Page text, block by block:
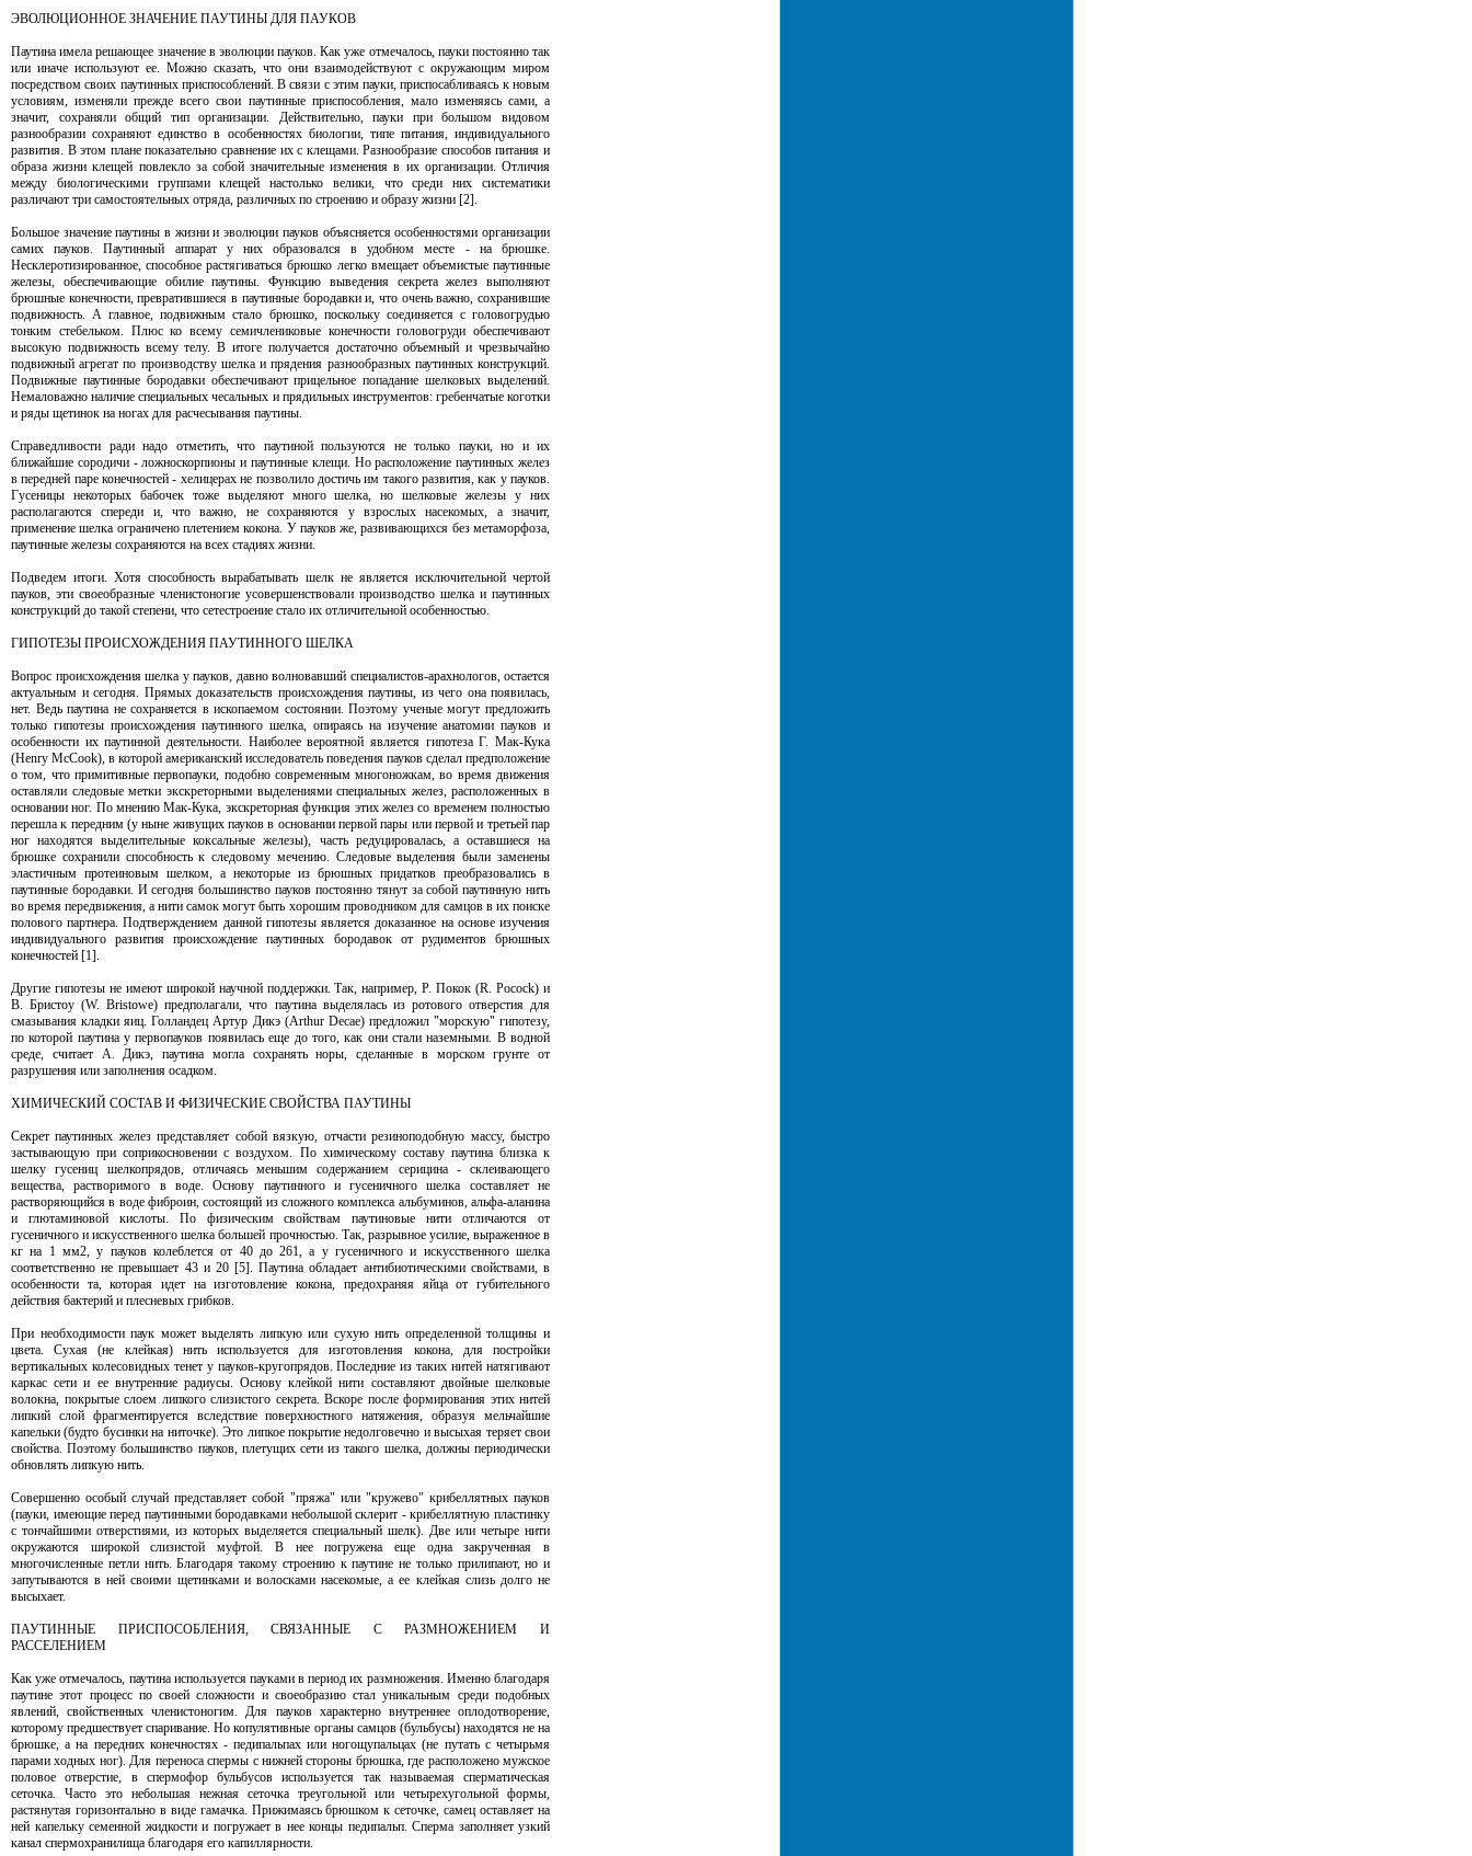
ЭВОЛЮЦИОННОЕ ЗНАЧЕНИЕ ПАУТИНЫ ДЛЯ ПАУКОВ
Паутина имела решающее значение в эволюции пауков. Как уже отмечалось, пауки постоянно так
или иначе используют ее. Можно сказать, что они взаимодействуют с окружающим миром
посредством своих паутинных приспособлений. В связи с этим пауки, приспосабливаясь к новым
условиям, изменяли прежде всего свои паутинные приспособления, мало изменяясь сами, а
значит, сохраняли общий тип организации. Действительно, пауки при большом видовом
разнообразии сохраняют единство в особенностях биологии, типе питания, индивидуального
развития. В этом плане показательно сравнение их с клещами. Разнообразие способов питания и
образа жизни клещей повлекло за собой значительные изменения в их организации. Отличия
между биологическими группами клещей настолько велики, что среди них систематики
различают три самостоятельных отряда, различных по строению и образу жизни [2].
Большое значение паутины в жизни и эволюции пауков объясняется особенностями организации
самих пауков. Паутинный аппарат у них образовался в удобном месте - на брюшке.
Несклеротизированное, способное растягиваться брюшко легко вмещает объемистые паутинные
железы, обеспечивающие обилие паутины. Функцию выведения секрета желез выполняют
брюшные конечности, превратившиеся в паутинные бородавки и, что очень важно, сохранившие
подвижность. А главное, подвижным стало брюшко, поскольку соединяется с головогрудью
тонким стебельком. Плюс ко всему семичлениковые конечности головогруди обеспечивают
высокую подвижность всему телу. В итоге получается достаточно объемный и чрезвычайно
подвижный агрегат по производству шелка и прядения разнообразных паутинных конструкций.
Подвижные паутинные бородавки обеспечивают прицельное попадание шелковых выделений.
Немаловажно наличие специальных чесальных и прядильных инструментов: гребенчатые коготки
и ряды щетинок на ногах для расчесывания паутины.
Справедливости ради надо отметить, что паутиной пользуются не только пауки, но и их
ближайшие сородичи - ложноскорпионы и паутинные клещи. Но расположение паутинных желез
в передней паре конечностей - хелицерах не позволило достичь им такого развития, как у пауков.
Гусеницы некоторых бабочек тоже выделяют много шелка, но шелковые железы у них
располагаются спереди и, что важно, не сохраняются у взрослых насекомых, а значит,
применение шелка ограничено плетением кокона. У пауков же, развивающихся без метаморфоза,
паутинные железы сохраняются на всех стадиях жизни.
Подведем итоги. Хотя способность вырабатывать шелк не является исключительной чертой
пауков, эти своеобразные членистоногие усовершенствовали производство шелка и паутинных
конструкций до такой степени, что сетестроение стало их отличительной особенностью.
ГИПОТЕЗЫ ПРОИСХОЖДЕНИЯ ПАУТИННОГО ШЕЛКА
Вопрос происхождения шелка у пауков, давно волновавший специалистов-арахнологов, остается
актуальным и сегодня. Прямых доказательств происхождения паутины, из чего она появилась,
нет. Ведь паутина не сохраняется в ископаемом состоянии. Поэтому ученые могут предложить
только гипотезы происхождения паутинного шелка, опираясь на изучение анатомии пауков и
особенности их паутинной деятельности. Наиболее вероятной является гипотеза Г. Мак-Кука
(Henry McCook), в которой американский исследователь поведения пауков сделал предположение
о том, что примитивные первопауки, подобно современным многоножкам, во время движения
оставляли следовые метки экскреторными выделениями специальных желез, расположенных в
основании ног. По мнению Мак-Кука, экскреторная функция этих желез со временем полностью
перешла к передним (у ныне живущих пауков в основании первой пары или первой и третьей пар
ног находятся выделительные коксальные железы), часть редуцировалась, а оставшиеся на
брюшке сохранили способность к следовому мечению. Следовые выделения были заменены
эластичным протеиновым шелком, а некоторые из брюшных придатков преобразовались в
паутинные бородавки. И сегодня большинство пауков постоянно тянут за собой паутинную нить
во время передвижения, а нити самок могут быть хорошим проводником для самцов в их поиске
полового партнера. Подтверждением данной гипотезы является доказанное на основе изучения
индивидуального развития происхождение паутинных бородавок от рудиментов брюшных
конечностей [1].
Другие гипотезы не имеют широкой научной поддержки. Так, например, Р. Покок (R. Pocock) и
В. Бристоу (W. Bristowe) предполагали, что паутина выделялась из ротового отверстия для
смазывания кладки яиц. Голландец Артур Дикэ (Arthur Decae) предложил "морскую" гипотезу,
по которой паутина у первопауков появилась еще до того, как они стали наземными. В водной
среде, считает А. Дикэ, паутина могла сохранять норы, сделанные в морском грунте от
разрушения или заполнения осадком.
ХИМИЧЕСКИЙ СОСТАВ И ФИЗИЧЕСКИЕ СВОЙСТВА ПАУТИНЫ
Секрет паутинных желез представляет собой вязкую, отчасти резиноподобную массу, быстро
застывающую при соприкосновении с воздухом. По химическому составу паутина близка к
шелку гусениц шелкопрядов, отличаясь меньшим содержанием серицина - склеивающего
вещества, растворимого в воде. Основу паутинного и гусеничного шелка составляет не
растворяющийся в воде фиброин, состоящий из сложного комплекса альбуминов, альфа-аланина
и глютаминовой кислоты. По физическим свойствам паутиновые нити отличаются от
гусеничного и искусственного шелка большей прочностью. Так, разрывное усилие, выраженное в
кг на 1 мм2, у пауков колеблется от 40 до 261, а у гусеничного и искусственного шелка
соответственно не превышает 43 и 20 [5]. Паутина обладает антибиотическими свойствами, в
особенности та, которая идет на изготовление кокона, предохраняя яйца от губительного
действия бактерий и плесневых грибков.
При необходимости паук может выделять липкую или сухую нить определенной толщины и
цвета. Сухая (не клейкая) нить используется для изготовления кокона, для постройки
вертикальных колесовидных тенет у пауков-кругопрядов. Последние из таких нитей натягивают
каркас сети и ее внутренние радиусы. Основу клейкой нити составляют двойные шелковые
волокна, покрытые слоем липкого слизистого секрета. Вскоре после формирования этих нитей
липкий слой фрагментируется вследствие поверхностного натяжения, образуя мельчайшие
капельки (будто бусинки на ниточке). Это липкое покрытие недолговечно и высыхая теряет свои
свойства. Поэтому большинство пауков, плетущих сети из такого шелка, должны периодически
обновлять липкую нить.
Совершенно особый случай представляет собой "пряжа" или "кружево" крибеллятных пауков
(пауки, имеющие перед паутинными бородавками небольшой склерит - крибеллятную пластинку
с тончайшими отверстиями, из которых выделяется специальный шелк). Две или четыре нити
окружаются широкой слизистой муфтой. В нее погружена еще одна закрученная в
многочисленные петли нить. Благодаря такому строению к паутине не только прилипают, но и
запутываются в ней своими щетинками и волосками насекомые, а ее клейкая слизь долго не
высыхает.
ПАУТИННЫЕ ПРИСПОСОБЛЕНИЯ, СВЯЗАННЫЕ С РАЗМНОЖЕНИЕМ И
РАССЕЛЕНИЕМ
Как уже отмечалось, паутина используется пауками в период их размножения. Именно благодаря
паутине этот процесс по своей сложности и своеобразию стал уникальным среди подобных
явлений, свойственных членистоногим. Для пауков характерно внутреннее оплодотворение,
которому предшествует спаривание. Но копулятивные органы самцов (бульбусы) находятся не на
брюшке, а на передних конечностях - педипальпах или ногощупальцах (не путать с четырьмя
парами ходных ног). Для переноса спермы с нижней стороны брюшка, где расположено мужское
половое отверстие, в спермофор бульбусов используется так называемая сперматическая
сеточка. Часто это небольшая нежная сеточка треугольной или четырехугольной формы,
растянутая горизонтально в виде гамачка. Прижимаясь брюшком к сеточке, самец оставляет на
ней капельку семенной жидкости и погружает в нее концы педипальп. Сперма заполняет узкий
канал спермохранилища благодаря его капиллярности.